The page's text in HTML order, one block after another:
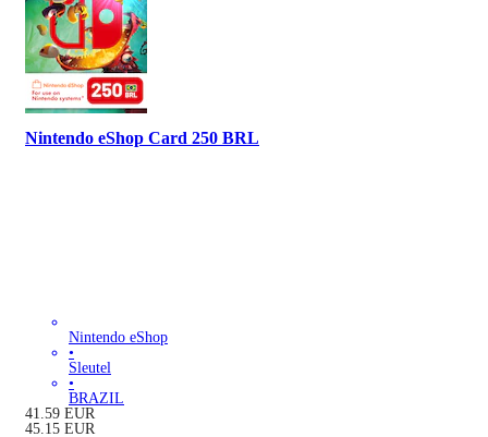
Nintendo eShop Card 250 BRL
Nintendo eShop
•
Sleutel
•
BRAZIL
41.59 EUR
45.15 EUR